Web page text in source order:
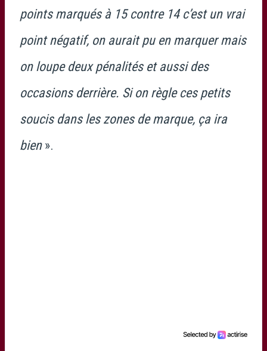
points marqués à 15 contre 14 c’est un vrai
point négatif, on aurait pu en marquer mais
on loupe deux pénalités et aussi des
occasions derrière. Si on règle ces petits
soucis dans les zones de marque, ça ira
bien».